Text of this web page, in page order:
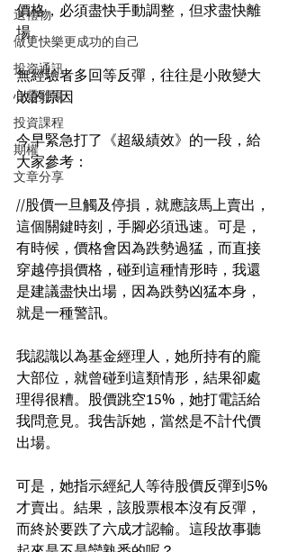
送禮物
做更快樂更成功的自己
投資通訊
心靈雞湯
投資課程
期權
文章分享
價格，必須盡快手動調整，但求盡快離
場。
無經驗者多回等反彈，往往是小敗變大
敗的原因
今早緊急打了《超級績效》的一段，給
大家參考：
//股價一旦觸及停損，就應該馬上賣出，
這個關鍵時刻，手腳必須迅速。可是，
有時候，價格會因為跌勢過猛，而直接
穿越停損價格，碰到這種情形時，我還
是建議盡快出場，因為跌勢凶猛本身，
就是一種警訊。
我認識以為基金經理人，她所持有的龐
大部位，就曾碰到這類情形，結果卻處
理得很糟。股價跳空15%，她打電話給
我問意見。我吿訴她，當然是不計代價
出場。
可是，她指示經紀人等待股價反彈到5%
才賣出。結果，該股票根本沒有反彈，
而終於要跌了六成才認輸。這段故事聽